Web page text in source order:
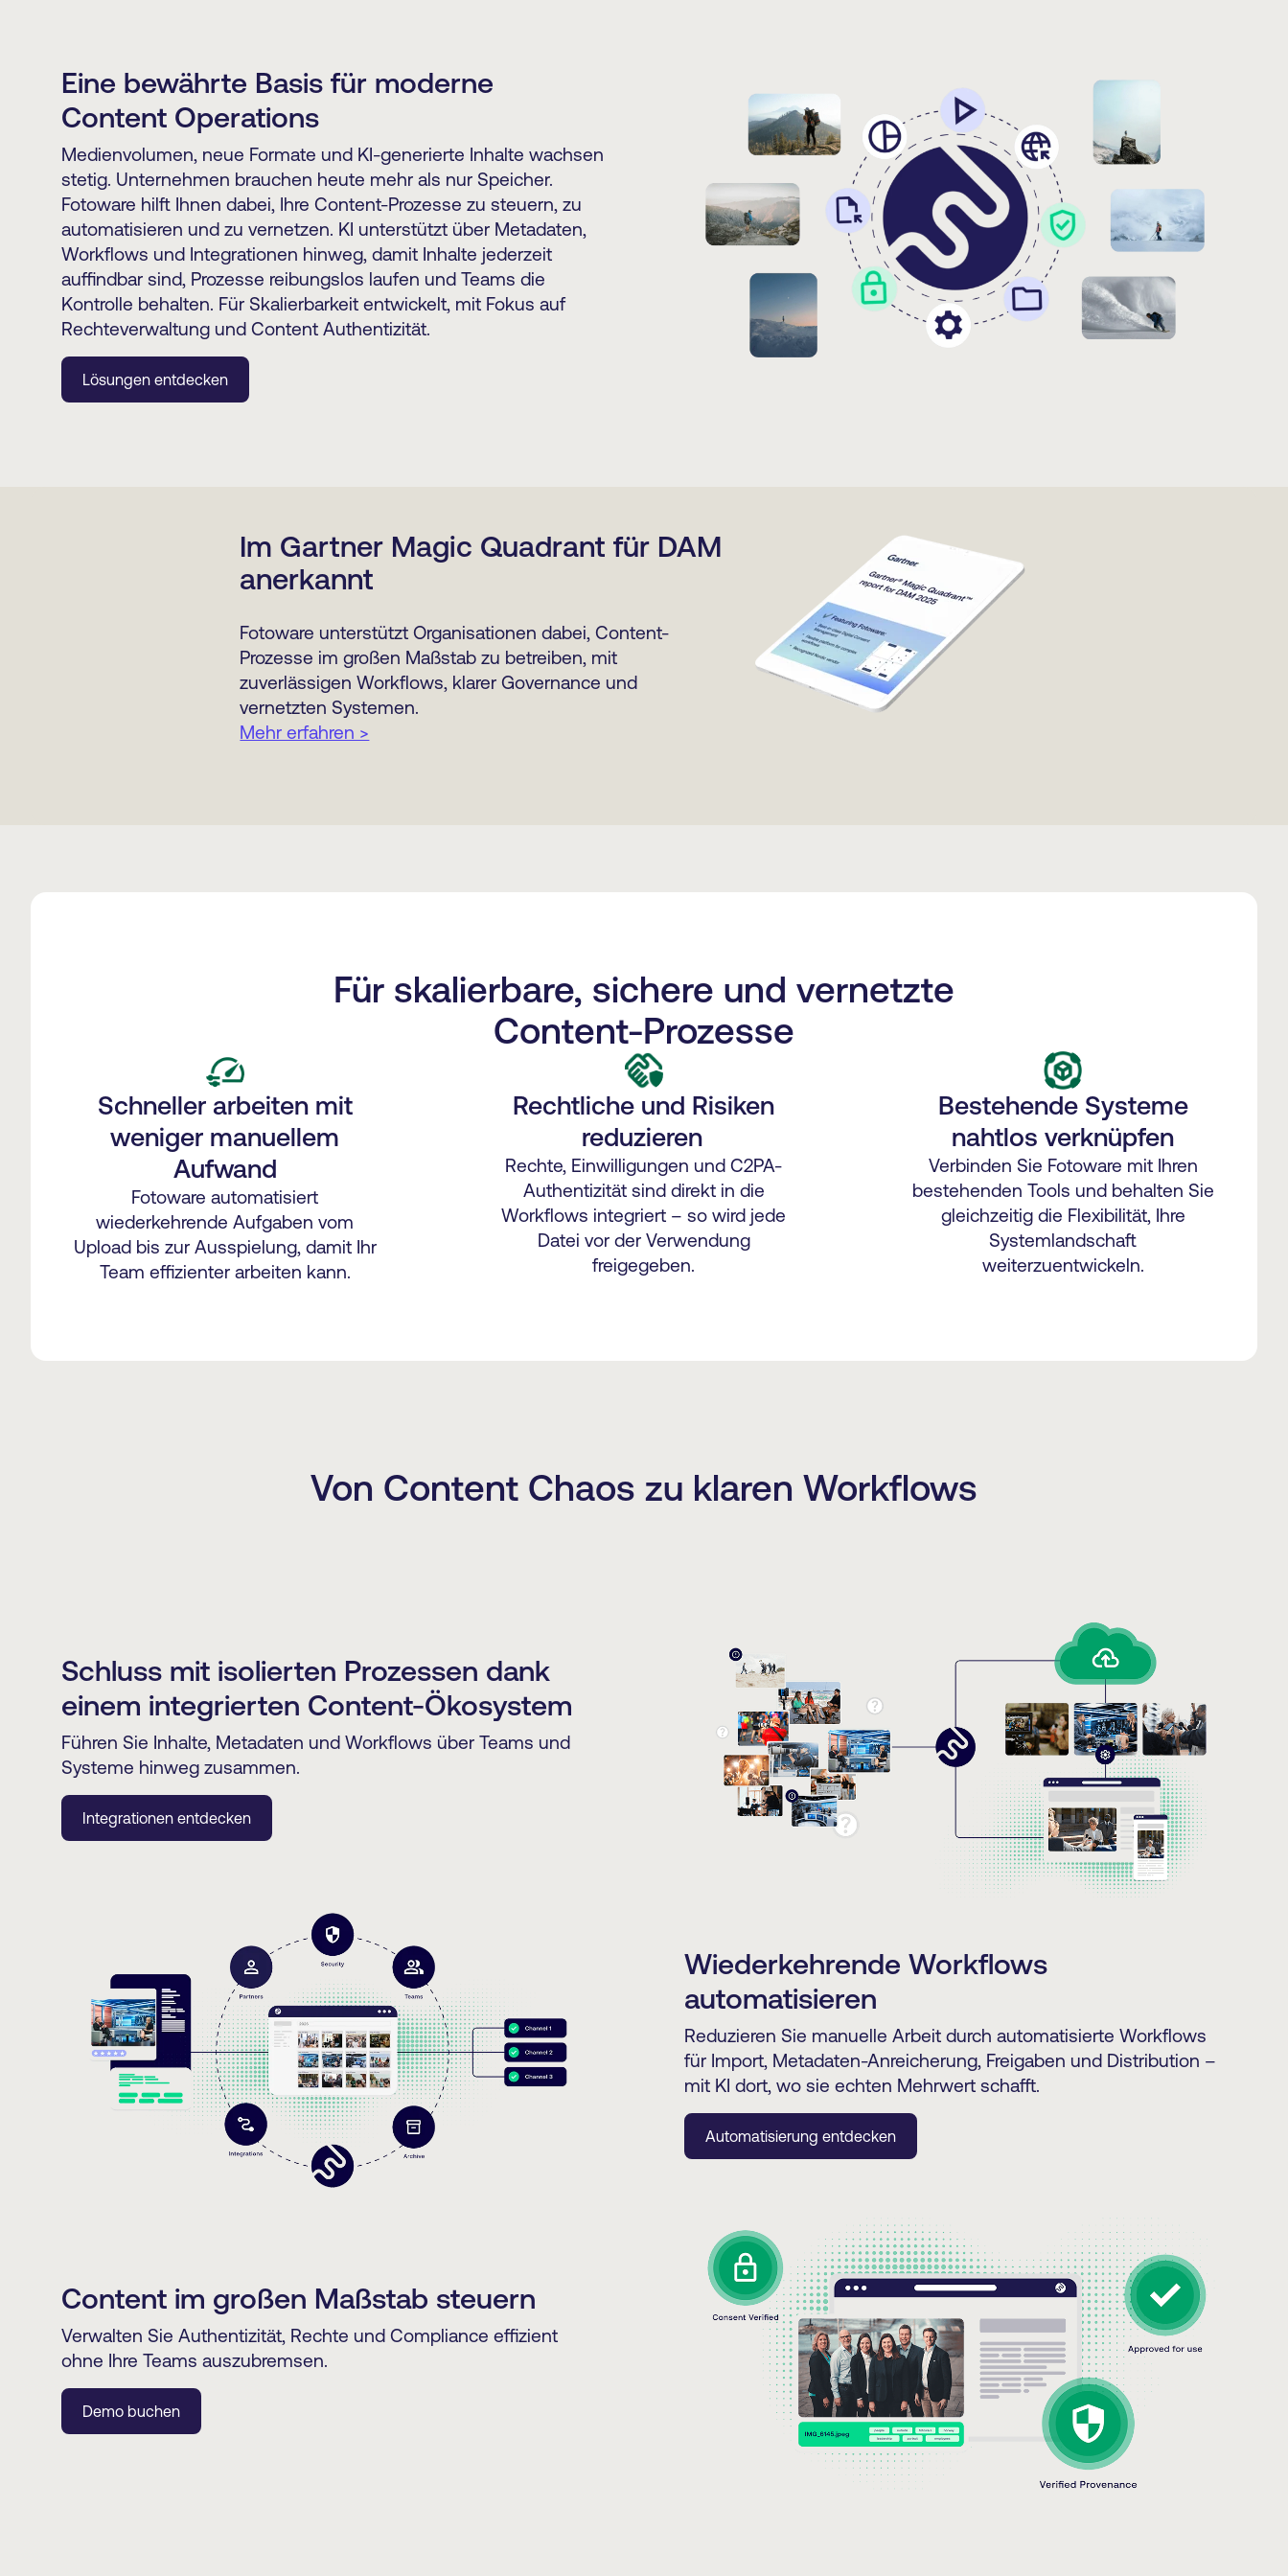
Eine bewährte Basis für moderne
Content Operations
Medienvolumen, neue Formate und KI-generierte Inhalte wachsen
stetig. Unternehmen brauchen heute mehr als nur Speicher.
Fotoware hilft Ihnen dabei, Ihre Content-Prozesse zu steuern, zu
automatisieren und zu vernetzen. KI unterstützt über Metadaten,
Workflows und Integrationen hinweg, damit Inhalte jederzeit
auffindbar sind, Prozesse reibungslos laufen und Teams die
Kontrolle behalten. Für Skalierbarkeit entwickelt, mit Fokus auf
Rechteverwaltung und Content Authentizität.
Lösungen entdecken
Im Gartner Magic Quadrant für DAM
anerkannt
Fotoware unterstützt Organisationen dabei, Content-
Prozesse im großen Maßstab zu betreiben, mit
zuverlässigen Workflows, klarer Governance und
vernetzten Systemen.
Mehr erfahren >
Für skalierbare, sichere und vernetzte
Content-Prozesse
Schneller arbeiten mit
weniger manuellem
Aufwand
Fotoware automatisiert
wiederkehrende Aufgaben vom
Upload bis zur Ausspielung, damit Ihr
Team effizienter arbeiten kann.
Rechtliche und Risiken
reduzieren
Rechte, Einwilligungen und C2PA-
Authentizität sind direkt in die
Workflows integriert – so wird jede
Datei vor der Verwendung
freigegeben.
Bestehende Systeme
nahtlos verknüpfen
Verbinden Sie Fotoware mit Ihren
bestehenden Tools und behalten Sie
gleichzeitig die Flexibilität, Ihre
Systemlandschaft
weiterzuentwickeln.
Von Content Chaos zu klaren Workflows
Schluss mit isolierten Prozessen dank
einem integrierten Content-Ökosystem
Führen Sie Inhalte, Metadaten und Workflows über Teams und
Systeme hinweg zusammen.
Integrationen entdecken
Wiederkehrende Workflows
automatisieren
Reduzieren Sie manuelle Arbeit durch automatisierte Workflows
für Import, Metadaten-Anreicherung, Freigaben und Distribution –
mit KI dort, wo sie echten Mehrwert schafft.
Automatisierung entdecken
Content im großen Maßstab steuern
Verwalten Sie Authentizität, Rechte und Compliance effizient
ohne Ihre Teams auszubremsen.
Demo buchen